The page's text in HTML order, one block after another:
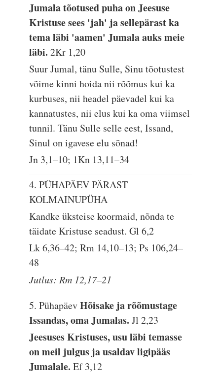
Jumala tõotused puha on Jeesuse
Kristuse sees 'jah' ja sellepärast ka
tema läbi 'aamen' Jumala auks meie
läbi.2Kr 1,20
Suur Jumal, tänu Sulle, Sinu tõotustest
võime kinni hoida nii rõõmus kui ka
kurbuses, nii headel päevadel kui ka
kannatustes, nii elus kui ka oma viimsel
tunnil. Tänu Sulle selle eest, Issand,
Sinul on igavese elu sõnad!
Jn 3,1–10; 1Kn 13,11–34
4. PÜHAPÄEV PÄRAST
KOLMAINUPÜHA
Kandke üksteise koormaid, nõnda te
täidate Kristuse seadust.Gl 6,2
Lk 6,36–42; Rm 14,10–13; Ps 106,24–
48
Jutlus: Rm 12,17–21
5. PühapäevHõisake ja rõõmustage
Issandas, oma Jumalas.Jl 2,23
Jeesuses Kristuses, usu läbi temasse
on meil julgus ja usaldav ligipääs
Jumalale.Ef 3,12